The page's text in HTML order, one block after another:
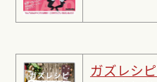
ガズレシ